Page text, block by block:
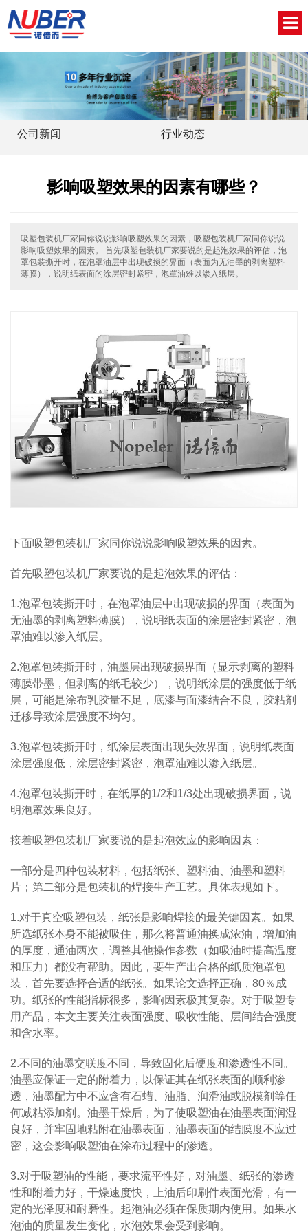
关于我们
新闻中心
视频中心
English
公司新闻 行业动态
影响吸塑效果的因素有哪些？
吸塑包装机厂家同你说说影响吸塑效果的因素，吸塑包装机厂家同你说说
影响吸塑效果的因素。 首先吸塑包装机厂家要说的是起泡效果的评估，泡
罩包装撕开时，在泡罩油层中出现破损的界面（表面为无油墨的剥离塑料
薄膜），说明纸表面的涂层密封紧密，泡罩油难以渗入纸层。
下面吸塑包装机厂家同你说说影响吸塑效果的因素。
首先吸塑包装机厂家要说的是起泡效果的评估：
1.泡罩包装撕开时，在泡罩油层中出现破损的界面（表面为
无油墨的剥离塑料薄膜），说明纸表面的涂层密封紧密，泡
罩油难以渗入纸层。
2.泡罩包装撕开时，油墨层出现破损界面（显示剥离的塑料
薄膜带墨，但剥离的纸毛较少），说明纸涂层的强度低于纸
层，可能是涂布乳胶量不足，底漆与面漆结合不良，胶粘剂
迁移导致涂层强度不均匀。
3.泡罩包装撕开时，纸涂层表面出现失效界面，说明纸表面
涂层强度低，涂层密封紧密，泡罩油难以渗入纸层。
4.泡罩包装撕开时，在纸厚的1/2和1/3处出现破损界面，说
明泡罩效果良好。
接着吸塑包装机厂家要说的是起泡效应的影响因素：
一部分是四种包装材料，包括纸张、塑料油、油墨和塑料
片；第二部分是包装机的焊接生产工艺。具体表现如下。
1.对于真空吸塑包装，纸张是影响焊接的最关键因素。如果
所选纸张本身不能被吸住，那么将普通油换成浓油，增加油
的厚度，通油两次，调整其他操作参数（如吸油时提高温度
和压力）都没有帮助。因此，要生产出合格的纸质泡罩包
装，首先要选择合适的纸张。如果论文选择正确，80％成
功。纸张的性能指标很多，影响因素极其复杂。对于吸塑专
用产品，本文主要关注表面强度、吸收性能、层间结合强度
和含水率。
2.不同的油墨交联度不同，导致固化后硬度和渗透性不同。
油墨应保证一定的附着力，以保证其在纸张表面的顺利渗
透，油墨配方中不应含有石蜡、油脂、润滑油或脱模剂等任
何减粘添加剂。油墨干燥后，为了使吸塑油在油墨表面润湿
良好，并牢固地粘附在油墨表面，油墨表面的结膜度不应过
密，这会影响吸塑油在涂布过程中的渗透。
3.对于吸塑油的性能，要求流平性好，对油墨、纸张的渗透
性和附着力好，干燥速度快，上油后印刷件表面光滑，有一
定的光泽度和耐磨性。起泡油必须在保质期内使用。如果水
泡油的质量发生变化，水泡效果会受到影响。